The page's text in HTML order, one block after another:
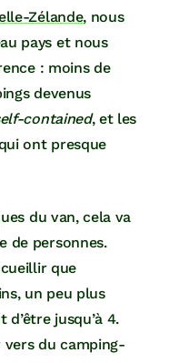
Zélande, nous
pays et nous
: moins de
devenus
contained, et les
ont presque
du van, cela va
de personnes.
que
un peu plus
jusqu’à 4.
du camping-